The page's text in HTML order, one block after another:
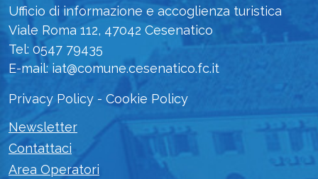
Ufficio di informazione e accoglienza turistica
Viale Roma 112, 47042 Cesenatico
Tel: 0547 79435
E-mail: iat@comune.cesenatico.fc.it
Privacy Policy - Cookie Policy
Newsletter
Contattaci
Area Operatori